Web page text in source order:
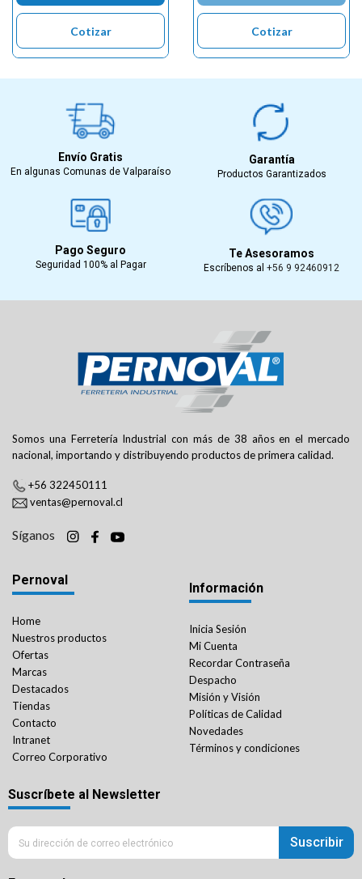
Cotizar Cotizar
Envío Gratis
En algunas Comunas de Valparaíso
Garantía
Productos Garantizados
Pago Seguro
Seguridad 100% al Pagar
Te Asesoramos
Escríbenos al +56 9 92460912
Somos una Ferretería Industrial con más de 38 años en el mercado
nacional, importando y distribuyendo productos de primera calidad.
+56 322450111
ventas@pernoval.cl
Síganos
Pernoval
Home
Nuestros productos
Ofertas
Marcas
Destacados
Tiendas
Contacto
Intranet
Correo Corporativo
Información
Inicia Sesión
Mi Cuenta
Recordar Contraseña
Despacho
Misión y Visión
Políticas de Calidad
Novedades
Términos y condiciones
Suscríbete al Newsletter
Suscribir